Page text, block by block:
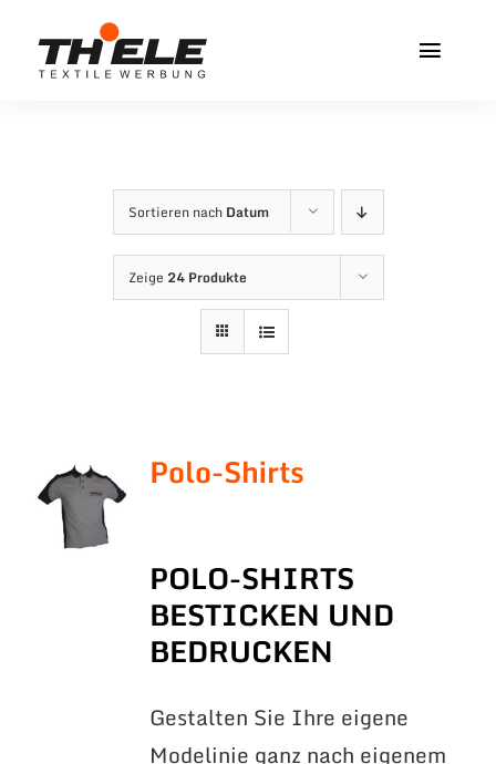
Inhalt
Service & Info
Sortieren nach Datum
Zeige 24 Produkte
Polo-Shirts
POLO-SHIRTS
BESTICKEN UND
BEDRUCKEN
Gestalten Sie Ihre eigene
Modelinie ganz nach eigenem